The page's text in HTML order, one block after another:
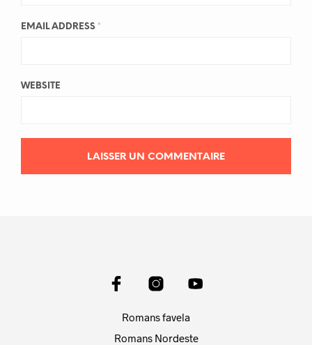
EMAIL ADDRESS *
WEBSITE
Romans favela
Romans Nordeste